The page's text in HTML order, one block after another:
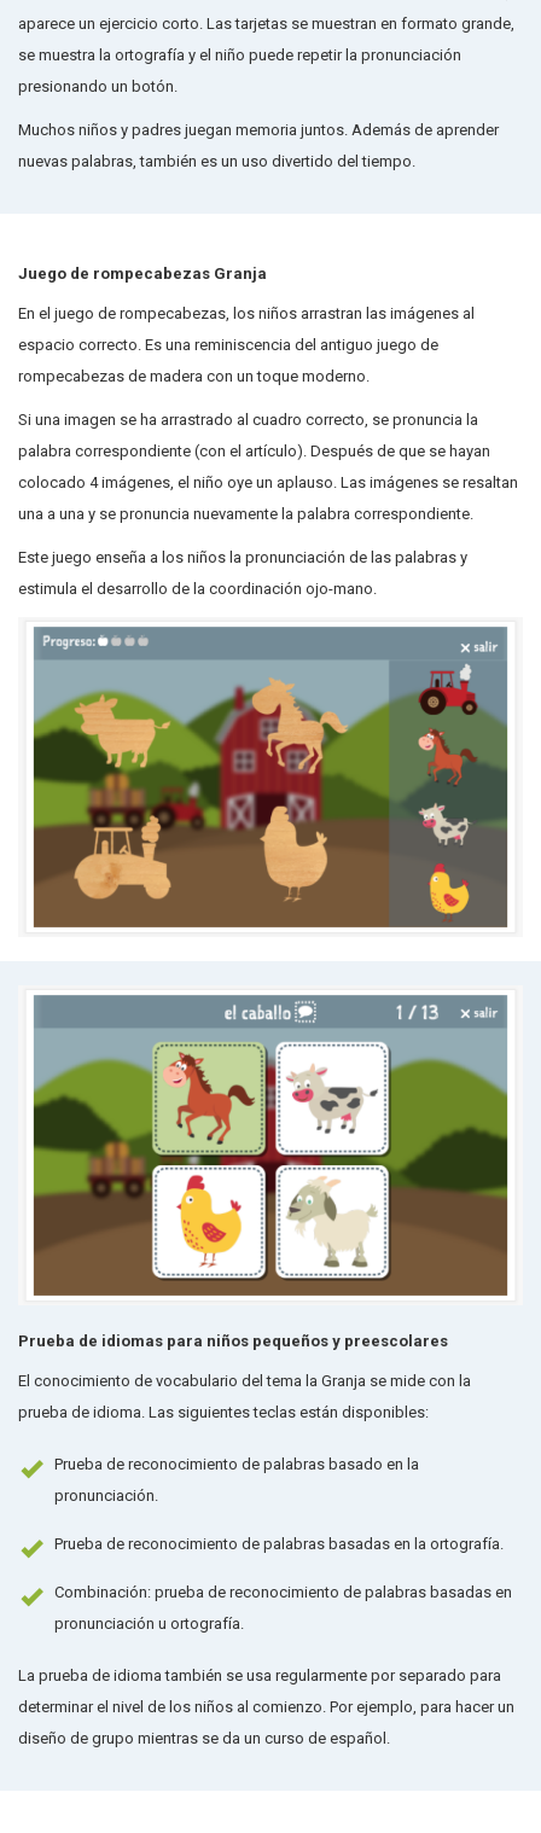
aparece un ejercicio corto. Las tarjetas se muestran en formato grande,
se muestra la ortografía y el niño puede repetir la pronunciación
presionando un botón.
Muchos niños y padres juegan memoria juntos. Además de aprender
nuevas palabras, también es un uso divertido del tiempo.
Juego de rompecabezas Granja
En el juego de rompecabezas, los niños arrastran las imágenes al
espacio correcto. Es una reminiscencia del antiguo juego de
rompecabezas de madera con un toque moderno.
Si una imagen se ha arrastrado al cuadro correcto, se pronuncia la
palabra correspondiente (con el artículo). Después de que se hayan
colocado 4 imágenes, el niño oye un aplauso. Las imágenes se resaltan
una a una y se pronuncia nuevamente la palabra correspondiente.
Este juego enseña a los niños la pronunciación de las palabras y
estimula el desarrollo de la coordinación ojo-mano.
Prueba de idiomas para niños pequeños y preescolares
El conocimiento de vocabulario del tema la Granja se mide con la
prueba de idioma. Las siguientes teclas están disponibles:
Prueba de reconocimiento de palabras basado en la
pronunciación.
Prueba de reconocimiento de palabras basadas en la ortografía.
Combinación: prueba de reconocimiento de palabras basadas en
pronunciación u ortografía.
La prueba de idioma también se usa regularmente por separado para
determinar el nivel de los niños al comienzo. Por ejemplo, para hacer un
diseño de grupo mientras se da un curso de español.